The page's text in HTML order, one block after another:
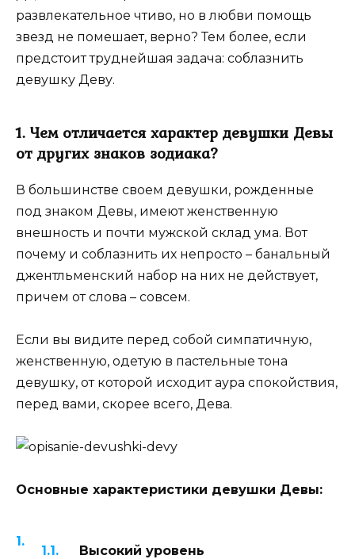
развлекательное чтиво, но в любви помощь
звезд не помешает, верно? Тем более, если
предстоит труднейшая задача: соблазнить
девушку Деву.
1. Чем отличается характер девушки Девы
от других знаков зодиака?
В большинстве своем девушки, рожденные
под знаком Девы, имеют женственную
внешность и почти мужской склад ума. Вот
почему и соблазнить их непросто – банальный
джентльменский набор на них не действует,
причем от слова – совсем.
Если вы видите перед собой симпатичную,
женственную, одетую в пастельные тона
девушку, от которой исходит аура спокойствия,
перед вами, скорее всего, Дева.
Основные характеристики девушки Девы:
Высокий уровень